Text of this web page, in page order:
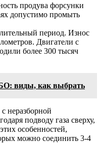
продува форсунки
допустимо промыть
период. Износ
Двигатели с
более 300 тысяч
виды, как выбрать
неразборной
подводу газа сверху,
особенностей,
можно соединить 3-4